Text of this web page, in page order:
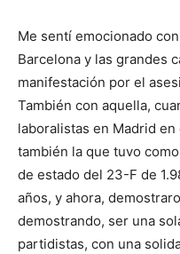
Me sentí emocionado
Barcelona y las grandes
manifestación por el
También con aquella,
laboralistas en Madrid
también la que tuvo
de estado del 23-F de
años, y ahora,
demostrando, ser una
partidistas, con una